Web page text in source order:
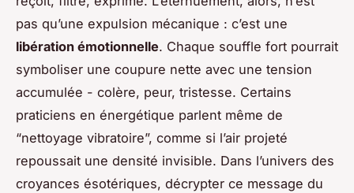
pas qu’une expulsion mécanique : c’est une
libération émotionnelle. Chaque souffle fort pourrait
symboliser une coupure nette avec une tension
accumulée - colère, peur, tristesse. Certains
praticiens en énergétique parlent même de
“nettoyage vibratoire”, comme si l’air projeté
repoussait une densité invisible. Dans l’univers des
croyances ésotériques, décrypter ce message du